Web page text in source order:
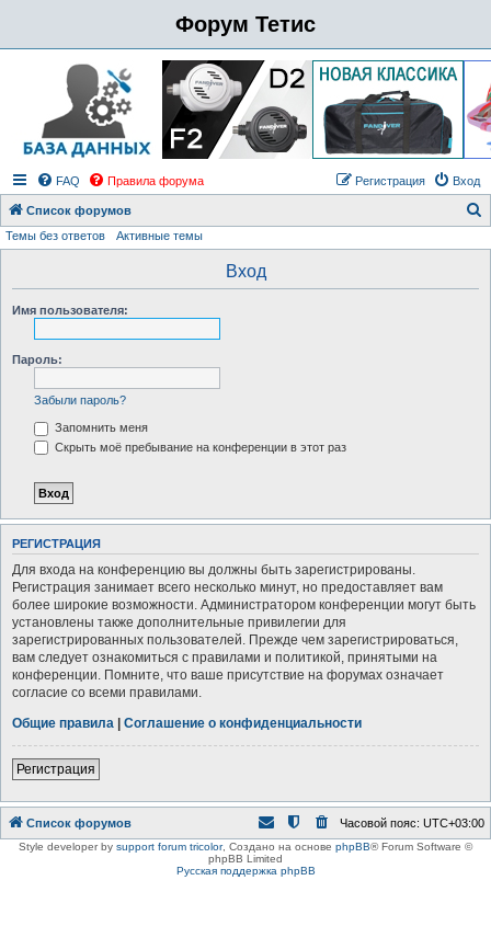
Форум Тетис
FAQ Правила форума Вход
Регистрация
Список форумов
Темы без ответов Активные темы
Вход
Имя пользователя:
Пароль:
Забыли пароль?
Запомнить меня
Скрыть моё пребывание на конференции в этот раз
РЕГИСТРАЦИЯ
Для входа на конференцию вы должны быть зарегистрированы.
Регистрация занимает всего несколько минут, но предоставляет вам
более широкие возможности. Администратором конференции могут быть
установлены также дополнительные привилегии для
зарегистрированных пользователей. Прежде чем зарегистрироваться,
вам следует ознакомиться с правилами и политикой, принятыми на
конференции. Помните, что ваше присутствие на форумах означает
согласие со всеми правилами.
Общие правила | Соглашение о конфиденциальности
Регистрация
Список форумов Часовой пояс: UTC+03:00
Style developer by support forum tricolor, Создано на основе phpBB® Forum Software ©
phpBB Limited
Русская поддержка phpBB